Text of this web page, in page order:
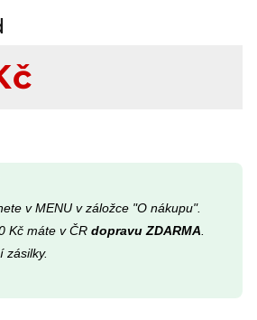
v MENU v záložce "O nákupu".
Kč máte v ČR dopravu ZDARMA
zásilky.